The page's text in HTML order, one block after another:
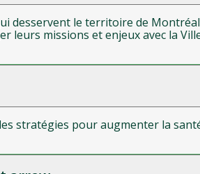
desservent le territoire de
leurs missions et enjeux avec la
stratégies pour augmenter la